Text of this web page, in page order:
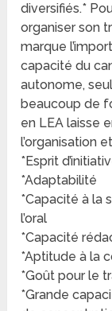
diversifiés.*
organiser son
marque
capacité du
autonome,
beaucoup de
en LEA laisse
l’organisation
*Esprit
*Adaptabilité
*Capacité à la
l’oral
*Capacité
*Aptitude à la
*Goût pour le
*Grande